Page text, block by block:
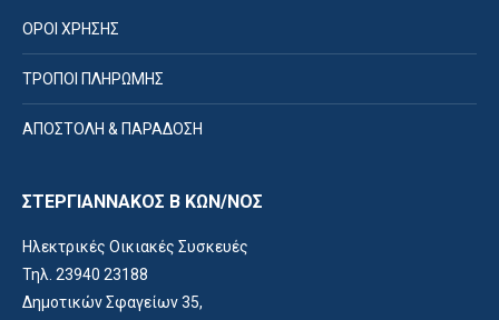
ΟΡΟΙ ΧΡΗΣΗΣ
ΤΡΟΠΟΙ ΠΛΗΡΩΜΗΣ
ΑΠΟΣΤΟΛΗ & ΠΑΡΑΔΟΣΗ
ΣΤΕΡΓΙΑΝΝΑΚΟΣ Β ΚΩΝ/ΝΟΣ
Ηλεκτρικές Οικιακές Συσκευές
Τηλ. 23940 23188
Δημοτικών Σφαγείων 35,